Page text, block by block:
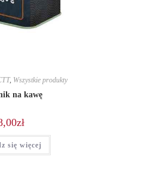
, Wszystkie produkty
na kawę
zł
się więcej